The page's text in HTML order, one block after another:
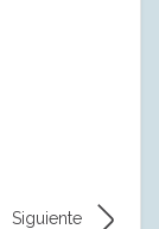
Siguiente